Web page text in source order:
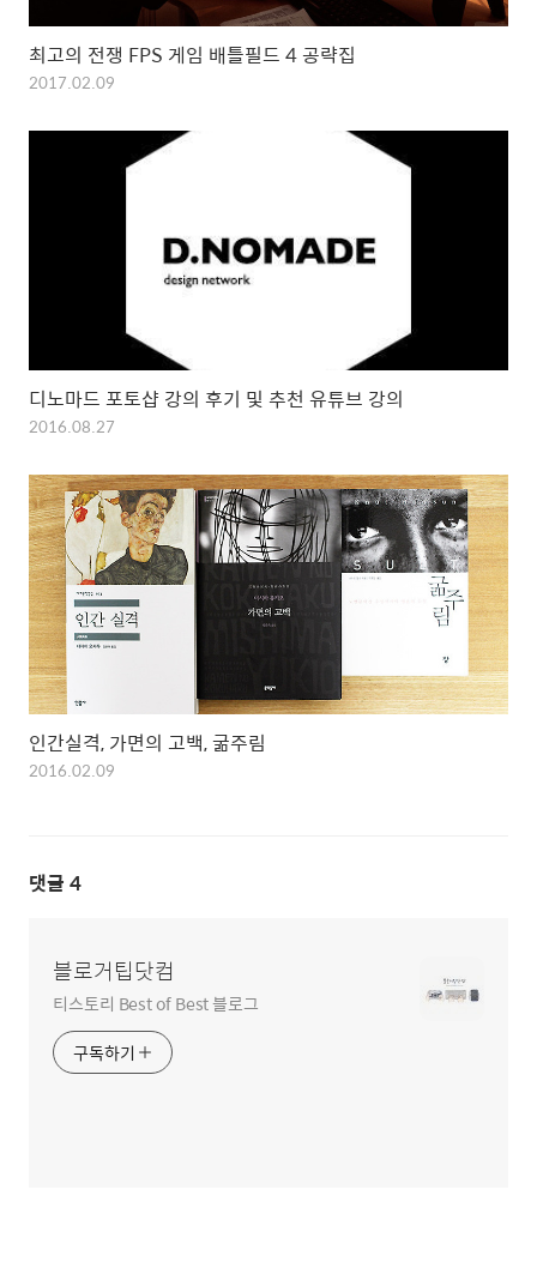
최고의 전쟁 FPS 게임 배틀필드 4 공략집
2017.02.09
디노마드 포토샵 강의 후기 및 추천 유튜브 강의
2016.08.27
인간실격, 가면의 고백, 굶주림
2016.02.09
댓글 4
블로거팁닷컴
티스토리 Best of Best 블로그
구독하기